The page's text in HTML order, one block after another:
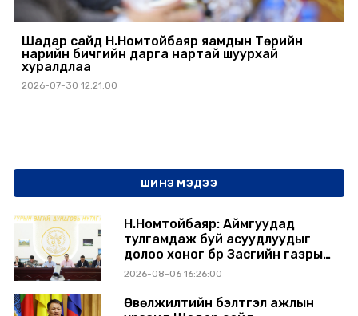
Шадар сайд Н.Номтойбаяр яамдын Төрийн
нарийн бичгийн дарга нартай шуурхай
хуралдлаа
2026-07-30 12:21:00
ШИНЭ МЭДЭЭ
Н.Номтойбаяр: Аймгуудад
тулгамдаж буй асуудлуудыг
долоо хоног бүр Засгийн газрын
хуралдаанд танилцуулж,
2026-08-06 16:26:00
Өвөлжилтийн бэлтгэл ажлын